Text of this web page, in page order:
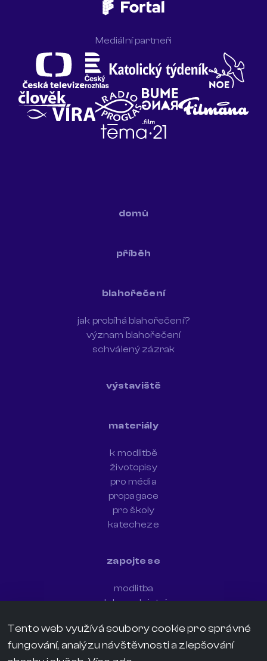
Mediální partneři
domů
příběh
blahořečení
jak probíhá blahořečení?
význam blahořečení
schválený zázrak
výstaviště
materiály
k modlitbě
životopisy
pro média
propagace
pro školy
katecheze
zapojte se
modlitba
dobrovolnictví
sdílejte svědectví
darujte
Tento web využívá soubory cookie pro správné
fungování, analýzu návštěvnosti a zlepšování